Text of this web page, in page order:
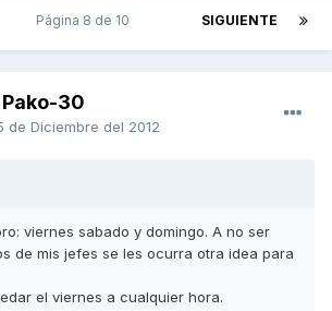
SIGUIENTE
Página 8 de 10
30
de Diciembre del 2012
viernes sabado y domingo. A no ser
de mis jefes se les ocurra otra idea para
el viernes a cualquier hora.